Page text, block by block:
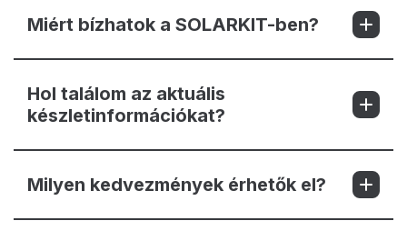
Miért bízhatok a SOLARKIT-ben?
Hol találom az aktuális
készletinformációkat?
Milyen kedvezmények érhetők el?